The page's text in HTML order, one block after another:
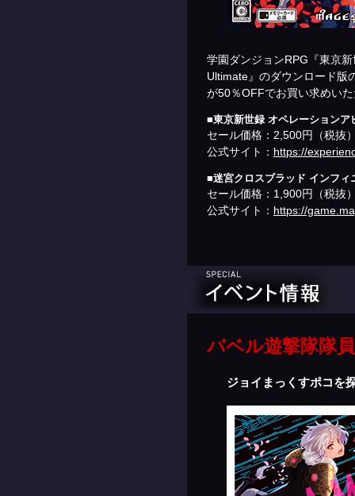
学園ダンジョンRPG『東京
Ultimate』のダウンロード版
が50％OFFでお
■東京新世録 オペレーションア
セール価格：2,500円（税抜
公式サイト： https://
■迷宮クロスブラッド インフ
セール価格：1,900円（税抜
公式サイト： https://
バベル遊撃隊隊
ジョイまっくすポコ